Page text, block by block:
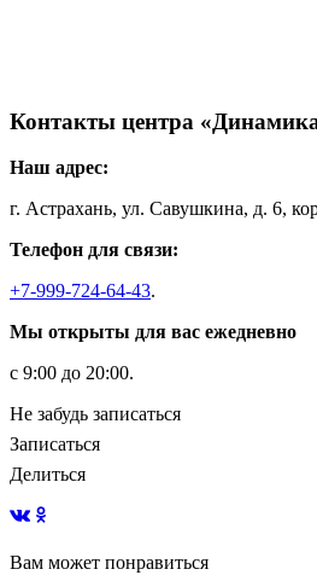
Контакты центра
Наш адрес:
г. Астрахань, ул. Савушкина, д. 6,
Телефон для связи:
+7-999-724-64-43.
Мы открыты для вас ежедневно
с 9:00 до 20:00.
Не забудь записаться
Записаться
Делиться
Вам может понравиться